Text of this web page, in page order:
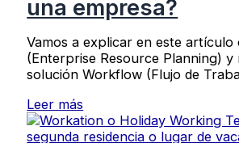
una empresa?
Vamos a explicar en este artículo
(Enterprise Resource Planning) y
solución Workflow (Flujo de
Leer más